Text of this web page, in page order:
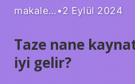
makale…•2 Eylül 2024
Taze nane
iyi gelir?